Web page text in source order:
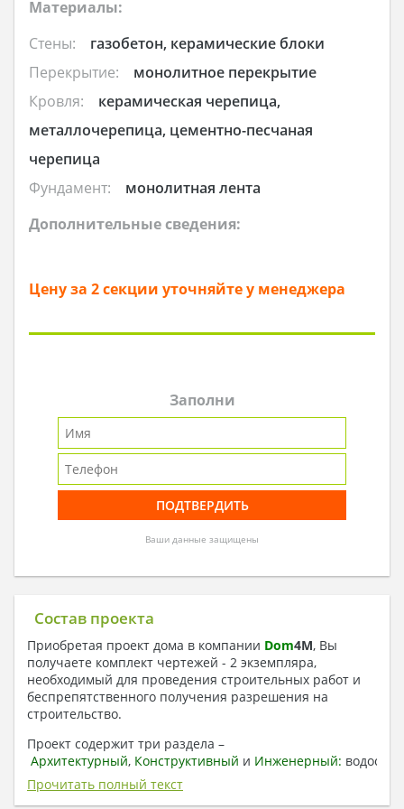
Материалы:
Стены:
газобетон, керамические блоки
Перекрытие:
монолитное перекрытие
Кровля:
керамическая черепица,
металлочерепица, цементно-песчаная
черепица
Фундамент:
монолитная лента
Дополнительные сведения:
Цену за 2 секции уточняйте у менеджера
Заполни
Ваши данные защищены
Состав проекта
Приобретая проект дома в компании Dom4M, Вы
получаете комплект чертежей - 2 экземпляра,
необходимый для проведения строительных работ и
беспрепятственного получения разрешения на
строительство.
Проект содержит три раздела –
Архитектурный, Конструктивный и Инженерный:
отопление, вентиляция, канализация,
электроснабжение (приобретается за дополнительную
Прочитать полный текст